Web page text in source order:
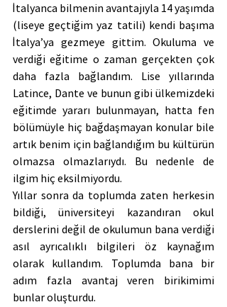
İtalyanca bilmenin avantajıyla 14 yaşımda
(liseye geçtiğim yaz tatili) kendi başıma
İtalya’ya gezmeye gittim. Okuluma ve
verdiği eğitime o zaman gerçekten çok
daha fazla bağlandım. Lise yıllarında
Latince, Dante ve bunun gibi ülkemizdeki
eğitimde yararı bulunmayan, hatta fen
bölümüyle hiç bağdaşmayan konular bile
artık benim için bağlandığım bu kültürün
olmazsa olmazlarıydı. Bu nedenle de
ilgim hiç eksilmiyordu.
Yıllar sonra da toplumda zaten herkesin
bildiği, üniversiteyi kazandıran okul
derslerini değil de okulumun bana verdiği
asıl ayrıcalıklı bilgileri öz kaynağım
olarak kullandım. Toplumda bana bir
adım fazla avantaj veren birikimimi
bunlar oluşturdu.